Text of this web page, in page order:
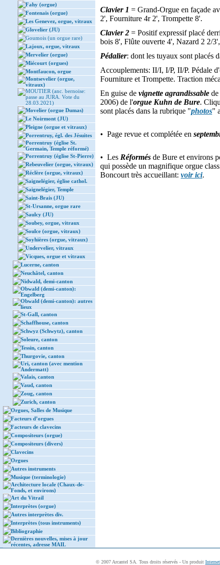
Fahy (orgue)
Fontenais (orgue)
Les Genevez, orgue, vitraux
Glovelier (JU)
Goumois (un orgue rare)
Lajoux, orgue, vitraux
Mervelier (orgue)
Miécourt (orgues)
Montfaucon, orgue
Montsevelier (orgue,
vitraux)
MOUTIER (anc. bernoise:
passe au JURA. Vote du
28.03.2021)
Movelier (orgue Dumas)
Le Noirmont (JU)
Pleigne (orgue et vitraux)
Porrentruy, égl. des Jésuites
Porrentruy (église St.
Germain, Temple réformé)
Porrentruy (église St-Pierre)
Rebeuvelier (orgue, vitraux)
Réclère (orgue, vitraux)
Saignelégier, église cathol.
Saignelégier, Temple
Saint-Brais (JU)
St-Ursanne, orgue rare
Saulcy (JU)
Soubey, orgue, vitraux
Soulce (orgue, vitraux)
Soyhières (orgue, vitraux)
Undervelier, vitraux
Vicques, orgue et vitraux
Lucerne, canton
Neuchâtel, canton
Nidwald, demi-canton
Obwald (demi-canton):
Engelberg
Obwald (demi-canton): autres
lieux
St-Gall, canton
Schaffhouse, canton
Schwyz (Schwytz), canton
Soleure, canton
Tessin, canton
Thurgovie, canton
Uri, canton (avec mention
Andermatt)
Valais, canton
Vaud, canton
Zoug, canton
Zurich, canton
Orgues, Salles de Musique
Facteurs d’orgues
Facteurs de clavecins
Compositeurs (orgue)
Compositeurs (divers)
Clavecins
Orgues
Autres instruments
Musique (terminologie)
Architecture locale (Chaux-de-
Fonds, et environs)
Art du Vitrail
Interprètes (orgue)
Autres interprètes div.
Interprètes (tous instruments)
Bibliographie
Dernières nouvelles, mises à jour
récentes, adresse MAIL
Clavier 1 = Grand-Orgue en façade
2', Fourniture 4r 2', Trompette 8'.
Clavier 2 = Positif expressif placé
bois 8', Flûte ouverte 4', Nazard 2 2/
Pédalier: dont les tuyaux sont placés
Accouplements: II/I, I/P, II/P. Pédale
Fourniture et Trompette. Traction
En guise de vignette agrandissable
2006) de l'orgue Kuhn de Bure.
sont placés dans la rubrique "photos"
• Page revue et complétée en
• Les Réformés de Bure et environs
qui possède un magnifique orgue
Boncourt très accueillant: voir ici.
© 2007 Arcantel SA. Tous droits réservés - Un produit